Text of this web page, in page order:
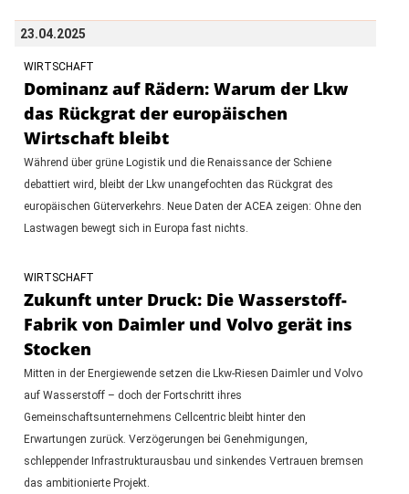
23.04.2025
WIRTSCHAFT
Dominanz auf Rädern: Warum der Lkw
das Rückgrat der europäischen
Wirtschaft bleibt
Während über grüne Logistik und die Renaissance der Schiene
debattiert wird, bleibt der Lkw unangefochten das Rückgrat des
europäischen Güterverkehrs. Neue Daten der ACEA zeigen: Ohne den
Lastwagen bewegt sich in Europa fast nichts.
WIRTSCHAFT
Zukunft unter Druck: Die Wasserstoff-
Fabrik von Daimler und Volvo gerät ins
Stocken
Mitten in der Energiewende setzen die Lkw-Riesen Daimler und Volvo
auf Wasserstoff – doch der Fortschritt ihres
Gemeinschaftsunternehmens Cellcentric bleibt hinter den
Erwartungen zurück. Verzögerungen bei Genehmigungen,
schleppender Infrastrukturausbau und sinkendes Vertrauen bremsen
das ambitionierte Projekt.